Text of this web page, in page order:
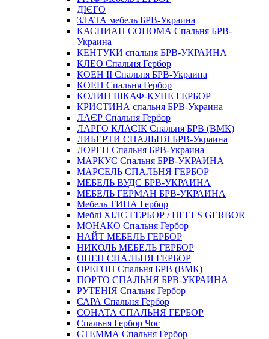
ДІЄГО
ЗЛАТА мебель БРВ-Украина
КАСПИАН СОНОМА Спальня БРВ-
Украина
КЕНТУКИ спальня БРВ-УКРАИНА
КЛЕО Спальня Гербор
КОЕН II Спальня БРВ-Украина
КОЕН Спальня Гербор
КОЛИН ШКАФ-КУПЕ ГЕРБОР
КРИСТИНА спальня БРВ-Украина
ЛАЄР Спальня Гербор
ЛАРГО КЛАСIК Спальня БРВ (ВМК)
ЛИБЕРТИ СПАЛЬНЯ БРВ-Украина
ЛОРЕН Спальня БРВ-Украина
МАРКУС Спальня БРВ-УКРАИНА
МАРСЕЛЬ СПАЛЬНЯ ГЕРБОР
МЕБЕЛЬ ВУДС БРВ-УКРАИНА
МЕБЕЛЬ ГЕРМАН БРВ-УКРАИНА
Мебель ТИНА Гербор
Меблі ХІЛС ГЕРБОР / HEELS GERBOR
МОНАКО Спальня Гербор
НАЙТ МЕБЕЛЬ ГЕРБОР
НИКОЛЬ МЕБЕЛЬ ГЕРБОР
ОПЕН СПАЛЬНЯ ГЕРБОР
ОРЕГОН Спальня БРВ (ВМК)
ПОРТО СПАЛЬНЯ БРВ-УКРАИНА
РУТЕНІЯ Спальня Гербор
САРА Спальня Гербор
СОНАТА СПАЛЬНЯ ГЕРБОР
Спальня Гербор Чос
СТЕММА Спальня Гербор